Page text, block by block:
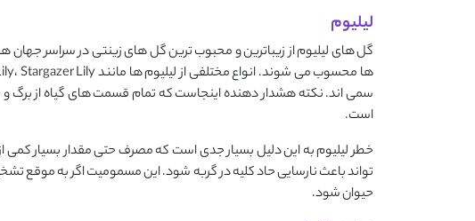
لیلیوم
گل ‌های لیلیوم از زیباترین و محبوب ‌ترین گل ‌های زینتی در سراسر جهان
سمی ‌اند. نکته‌ هشدار دهنده اینجاست که تمام قسمت ‌های گیاه از برگ و
است.
خطر لیلیوم به این دلیل بسیار جدی است که مصرف حتی مقدار بسیار کمی
حیوان شود.